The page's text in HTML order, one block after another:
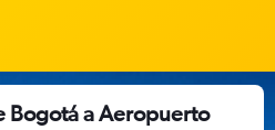
Bogotá a Aeropuerto